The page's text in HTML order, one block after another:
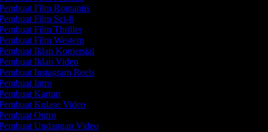
Film Romantis
Film Sci-fi
Film Thriller
Film Western
Iklan Komersial
Iklan Video
Instagram Reels
Intro
Kartun
Kolase Video
Outro
Undangan Video